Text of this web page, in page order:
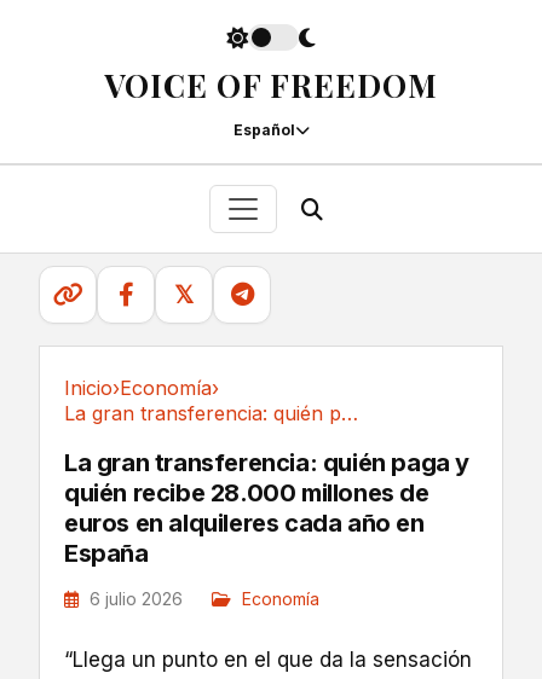
VOICE OF FREEDOM
Español
𝕏
Inicio›Economía›
La gran transferencia: quién paga y quién...
La gran transferencia: quién paga y
quién recibe 28.000 millones de
euros en alquileres cada año en
España
6 julio 2026 Economía
“Llega un punto en el que da la sensación